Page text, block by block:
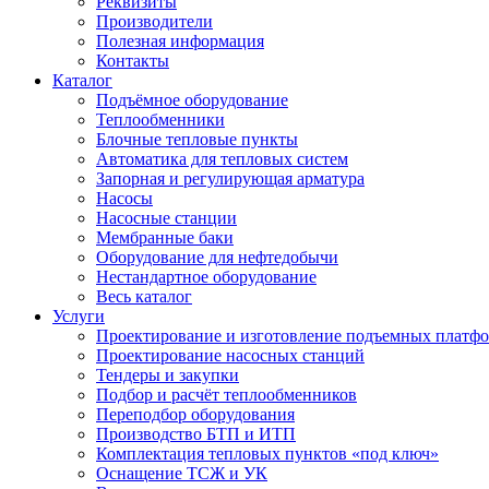
Производители
Полезная информация
Контакты
Каталог
Подъёмное оборудование
Теплообменники
Блочные тепловые пункты
Автоматика для тепловых систем
Запорная и регулирующая арматура
Насосы
Насосные станции
Мембранные баки
Оборудование для нефтедобычи
Нестандартное оборудование
Весь каталог
Услуги
Проектирование и изготовление подъемных
Проектирование насосных станций
Тендеры и закупки
Подбор и расчёт теплообменников
Переподбор оборудования
Производство БТП и ИТП
Комплектация тепловых пунктов «под ключ»
Оснащение ТСЖ и УК